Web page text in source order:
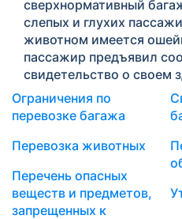
сверхнормативный
слепых и глухих
животном имеется
пассажир предъявил
свидетельство о своем
Ограничения по
перевозке багажа
Перевозка животных
Перечень опасных
веществ и предметов,
запрещенных к